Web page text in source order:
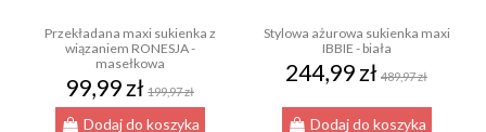
Przekładana maxi sukienka z
wiązaniem RONESJA -
masełkowa
99,99 zł 199,97 zł
Dodaj do koszyka
Stylowa ażurowa sukienka maxi
IBBIE - biała
244,99 zł 489,97 zł
Dodaj do koszyka